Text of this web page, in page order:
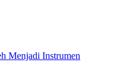
Menjadi Instrumen